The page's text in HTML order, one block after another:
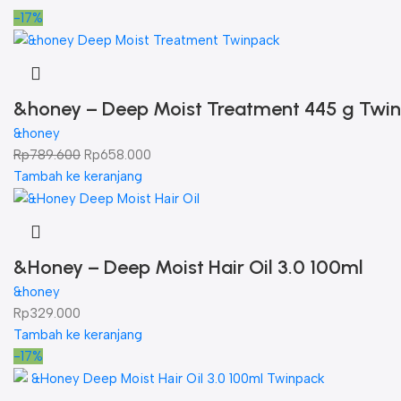
-17%
&honey – Deep Moist Treatment 445 g
&honey
Rp789.600 Rp658.000
Tambah ke keranjang
&Honey – Deep Moist Hair Oil 3.0 100ml
&honey
Rp329.000
Tambah ke keranjang
-17%